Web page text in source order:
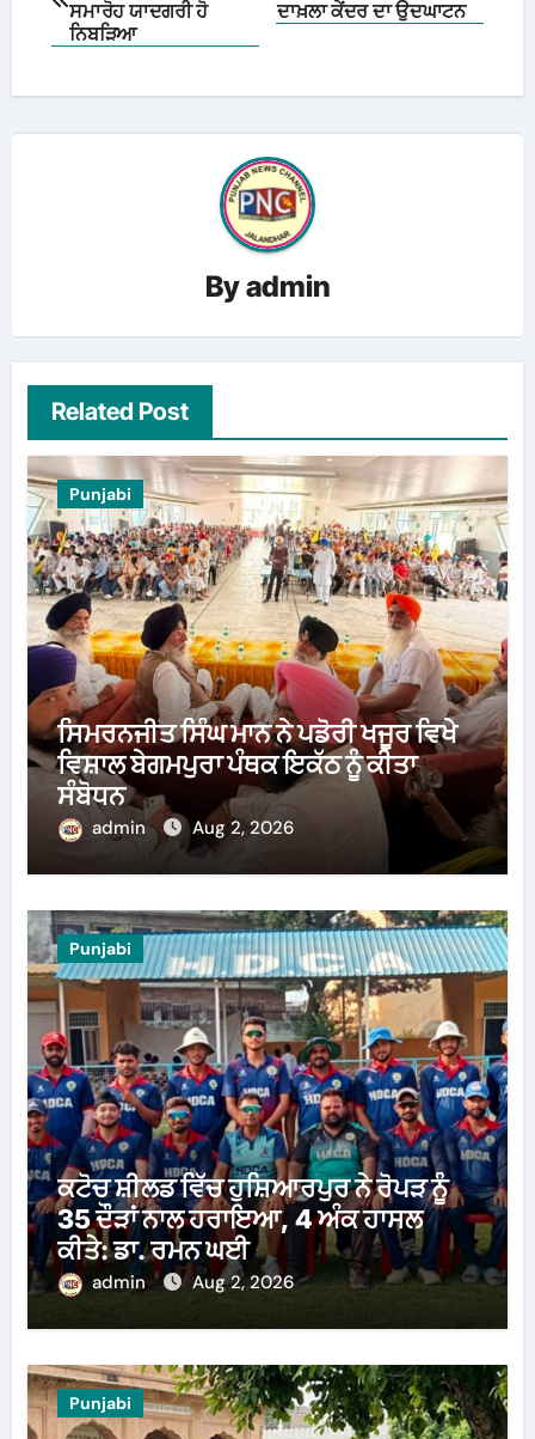
navigation
ਸਮਾਰੋਹ ਯਾਦਗਰੀ ਹੋ
ਨਿਬੜਿਆ
ਦਾਖ਼ਲਾ ਕੇਂਦਰ ਦਾ ਉਦਘਾਟਨ
Byadmin
Related Post
Punjabi
ਸਿਮਰਨਜੀਤ ਸਿੰਘ ਮਾਨ ਨੇ ਪਡੋਰੀ ਖਜੂਰ ਵਿਖੇ
ਵਿਸ਼ਾਲ ਬੇਗਮਪੁਰਾ ਪੰਥਕ ਇਕੱਠ ਨੂੰ ਕੀਤਾ
ਸੰਬੋਧਨ
admin Aug 2, 2026
Punjabi
ਕਟੋਚ ਸ਼ੀਲਡ ਵਿੱਚ ਹੁਸ਼ਿਆਰਪੁਰ ਨੇ ਰੋਪੜ ਨੂੰ
35 ਦੌੜਾਂ ਨਾਲ ਹਰਾਇਆ, 4 ਅੰਕ ਹਾਸਲ
ਕੀਤੇ: ਡਾ. ਰਮਨ ਘਈ
admin Aug 2, 2026
Punjabi